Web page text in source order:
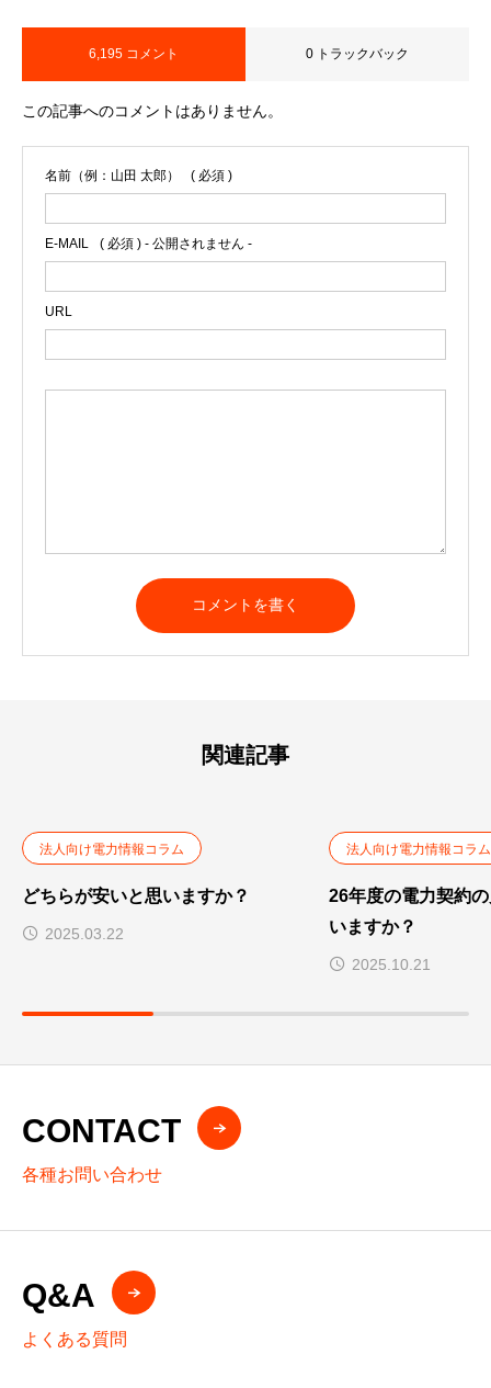
6,195 コメント 0 トラックバック
この記事へのコメントはありません。
名前（例：山田 太郎） ( 必須 )
E-MAIL ( 必須 ) - 公開されません -
URL
関連記事
法人向け電力情報コラム
どちらが安いと思いますか？
2025.03.22
法人向け電力情報コラム
26年度の電力契約
いますか？
2025.10.21
CONTACT
各種お問い合わせ
Q&A
よくある質問